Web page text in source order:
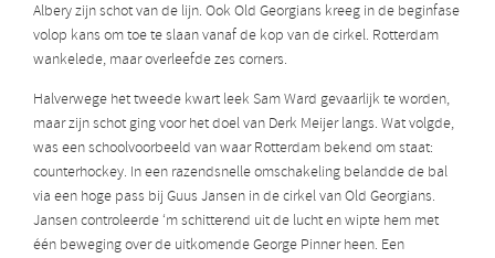
Albery zijn schot van de lijn. Ook Old Georgians kreeg in de beginfase
volop kans om toe te slaan vanaf de kop van de cirkel. Rotterdam
wankelede, maar overleefde zes corners.
Halverwege het tweede kwart leek Sam Ward gevaarlijk te worden,
maar zijn schot ging voor het doel van Derk Meijer langs. Wat volgde,
was een schoolvoorbeeld van waar Rotterdam bekend om staat:
counterhockey. In een razendsnelle omschakeling belandde de bal
via een hoge pass bij Guus Jansen in de cirkel van Old Georgians.
Jansen controleerde ‘m schitterend uit de lucht en wipte hem met
één beweging over de uitkomende George Pinner heen. Een